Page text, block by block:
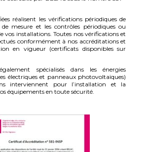
réalisent les vérifications périodiques de
mesure et les contrôles périodiques ou
vos installations. Toutes nos vérifications et
conformément à nos accréditations et
en vigueur (certificats disponibles sur
spécialisés dans les énergies
électriques et panneaux photovoltaïques)
interviennent pour l’installation et la
équipements en toute sécurité.